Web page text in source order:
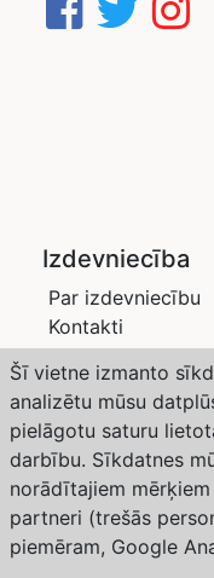
Izdevniecība
Par izdevniecību
Kontakti
Privātuma politika
Žurnāli
Saimnieks LV
Dārzs un Drava
Abonēšana
Weather forecast
Meteorological
Šī vietne izmanto
analizētu mūsu
pielāgotu saturu
darbību. Sīkdatnes
norādītajiem
partneri (trešās
piemēram, Google